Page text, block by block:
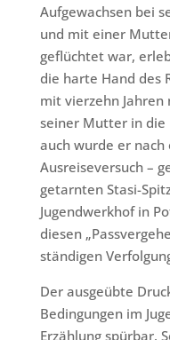
Aufgewachsen bei
und mit einer
geflüchtet war,
die harte Hand des
mit vierzehn Jahren
seiner Mutter in die
auch wurde er
Ausreiseversuch –
getarnten Stasi-
Jugendwerkhof in
diesen
ständigen
Der ausgeübte
Bedingungen im
Erzählung spürbar.